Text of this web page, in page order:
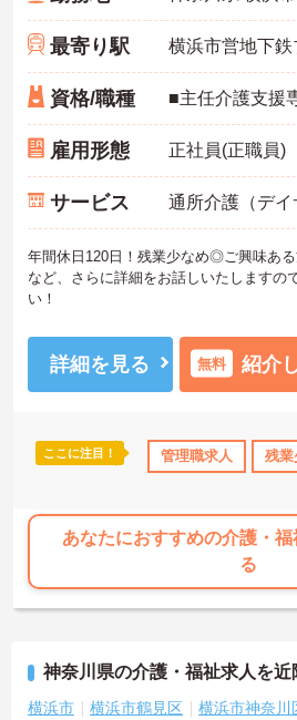
最寄り駅
資格/職種
雇用形態 正社員(正職員)
サービス 通所介護（デイ
年間休日120日！残業少なめ◎ご興味あ
など、さらに詳細をお話しいたしますの
い！
詳細を見る 無料 紹介
ここに注目！ 管理職求人 残業
あなたにおすすめの介護・
る
神奈川県の介護・福祉求人を
横浜市 横浜市鶴見区 横浜市神奈川